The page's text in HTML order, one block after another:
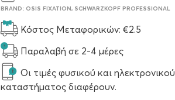
BRAND:OSIS FIXATION, SCHWARZKOPF PROFESSIONAL
Κόστος Μεταφορικών: €2.5
Παραλαβή σε 2-4 μέρες
Οι τιμές φυσικού και ηλεκτρονικού
καταστήματος διαφέρουν.